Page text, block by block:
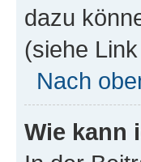
dazu
(siehe
Nach
Wie kann